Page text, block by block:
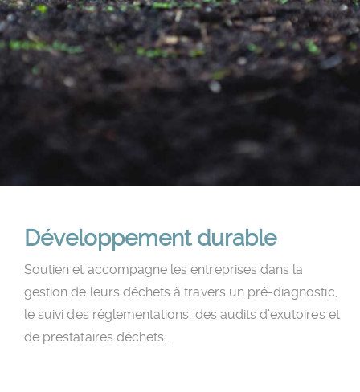
Développement durable
Soutien et accompagne les entreprises dans la
gestion de leurs déchets à travers un pré-diagnostic,
le suivi des réglementations, des audits d’exutoires et
de prestataires déchets…